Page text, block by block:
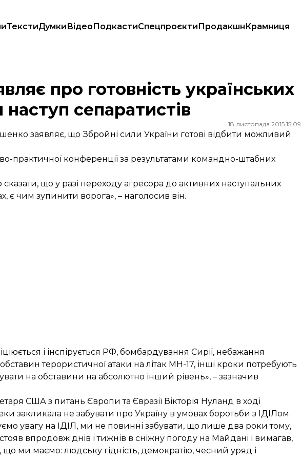
ТекстиДумкиВідеоПодкастиСпецпроєктиПродакшнКрамниця
військ відбити наступ сепаратистів
про готовність українських
наступ сепаратистів
18 листопада 2015 15:09
заявляє, що Збройні сили України готові відбити можливий
практичної конференції за результатами командно-штабних
що у разі переходу агресора до активних наступальних
є чим зупинити ворога», – наголосив він.
і інспірується РФ, бомбардування Сирії, небажання
терористичної атаки на літак МН-17, інші кроки потребують
на обставини на абсолютно інший рівень», – зазначив
США з питань Європи та Євразії Вікторія Нуланд в ході
закликала не забувати про Україну в умовах боротьби з ІДІЛом.
увагу на ІДІЛ, ми не повинні забувати, що лише два роки тому,
впродовж днів і тижнів в сніжну погоду на Майдані і вимагав,
що ми маємо: людську гідність, демократію, чесний уряд і